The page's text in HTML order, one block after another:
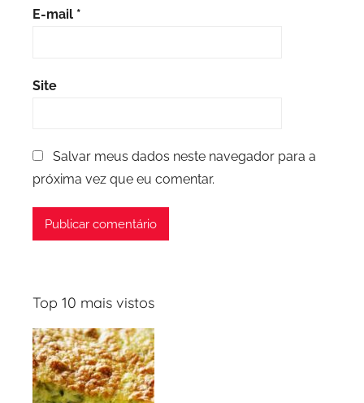
E-mail *
Site
Salvar meus dados neste navegador para a
próxima vez que eu comentar.
Top 10 mais vistos